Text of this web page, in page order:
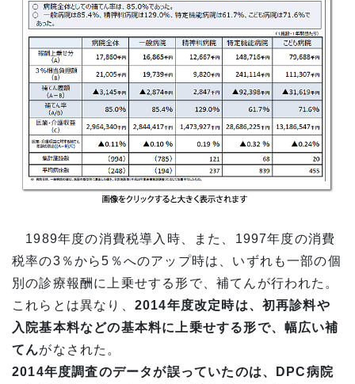
1989年度の消費税導入時、また、1997年度の消費
税率の3％から5％へのアップ時は、いずれも一部の個
別の診療報酬に上乗せする形で、補てんが行われた。
これらとは異なり、 2014年度改定時は、初再診料や
入院基本料などの基本料に上乗せする形で、幅広い補
てんがなされた。
2014年度調査のデータが誤っていたのは、DPC病院